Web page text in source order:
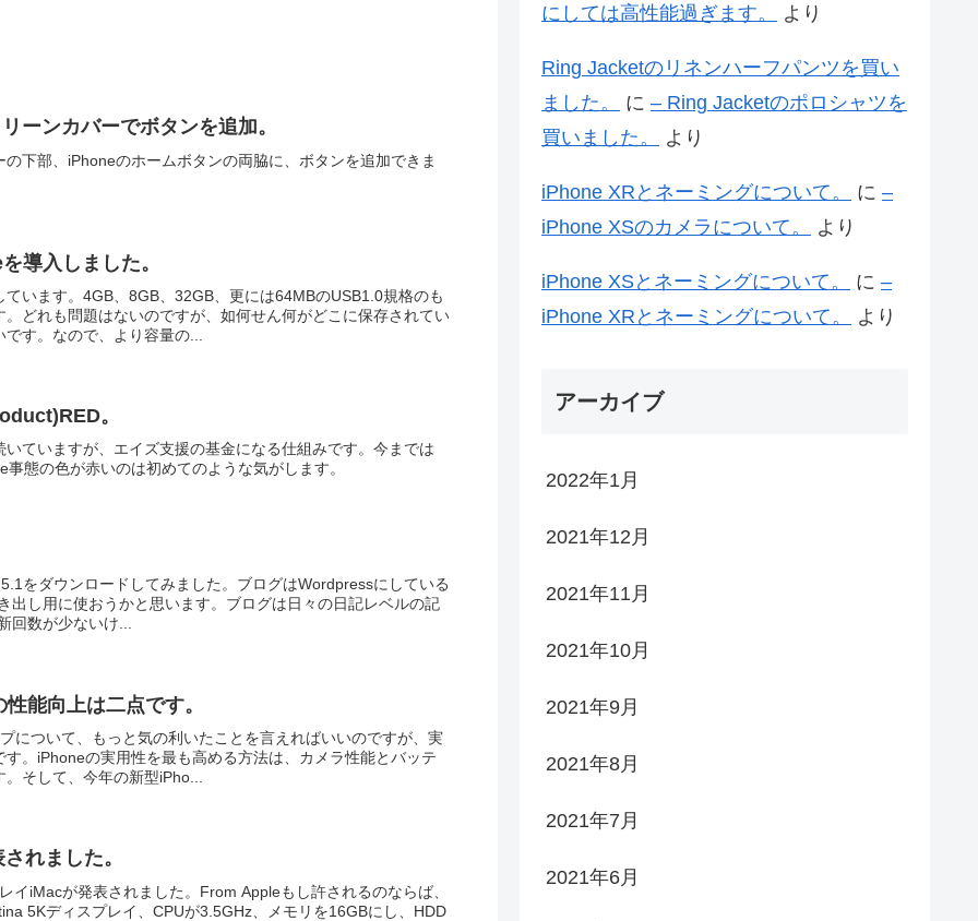
ーンカバーでボタンを追加。
下部、iPhoneのホームボタンの両脇に、ボタンを追加できま
導入しました。
います。4GB、8GB、32GB、更には64MBのUSB1.0規格のも
どれも問題はないのですが、如何せん何がどこに保存されてい
す。なので、より容量の...
。
ていますが、エイズ支援の基金になる仕組みです。今までは
態の色が赤いのは初めてのような気がします。
をダウンロードしてみました。ブログはWordpressにしている
出し用に使おうかと思います。ブログは日々の日記レベルの記
回数が少ないけ...
能向上は二点です。
について、もっと気の利いたことを言えればいいのですが、実
。iPhoneの実用性を最も高める方法は、カメラ性能とバッテ
そして、今年の新型iPho...
れました。
イiMacが発表されました。From Appleもし許されるのならば、
5Kディスプレイ、CPUが3.5GHz、メモリを16GBにし、HDD
にしては高性能過ぎます。
より
Ring Jacketのリネンハーフパンツを買い
ました。
に – Ring Jacketのポロシャツを
買いました。
より
iPhone XRとネーミングについて。 に –
iPhone XSのカメラについて。
より
iPhone XSとネーミングについて。 に –
iPhone XRとネーミングについて。
より
アーカイブ
2022年1月
2021年12月
2021年11月
2021年10月
2021年9月
2021年8月
2021年7月
2021年6月